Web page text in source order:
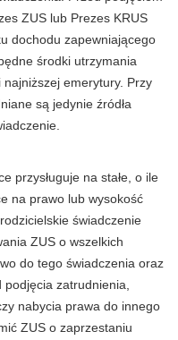
ZUS lub Prezes KRUS
dochodu zapewniającego
środki utrzymania
emerytury. Przy
są jedynie źródła
przysługuje na stałe, o ile
na prawo lub wysokość
świadczenie
ZUS o wszelkich
do tego świadczenia oraz
zatrudnienia,
nabycia prawa do innego
ZUS o zaprzestaniu